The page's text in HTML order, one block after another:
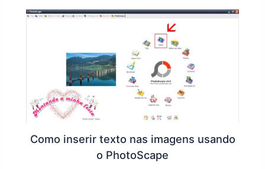
Como inserir texto nas imagens usando
o PhotoScape